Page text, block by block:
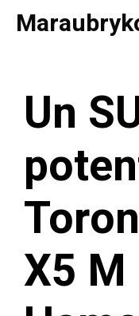
Saltar
Un
X5